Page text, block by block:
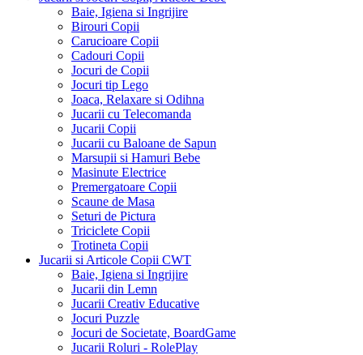
Baie, Igiena si Ingrijire
Birouri Copii
Carucioare Copii
Cadouri Copii
Jocuri de Copii
Jocuri tip Lego
Joaca, Relaxare si Odihna
Jucarii cu Telecomanda
Jucarii Copii
Jucarii cu Baloane de Sapun
Marsupii si Hamuri Bebe
Masinute Electrice
Premergatoare Copii
Scaune de Masa
Seturi de Pictura
Triciclete Copii
Trotineta Copii
Jucarii si Articole Copii CWT
Baie, Igiena si Ingrijire
Jucarii din Lemn
Jucarii Creativ Educative
Jocuri Puzzle
Jocuri de Societate, BoardGame
Jucarii Roluri - RolePlay